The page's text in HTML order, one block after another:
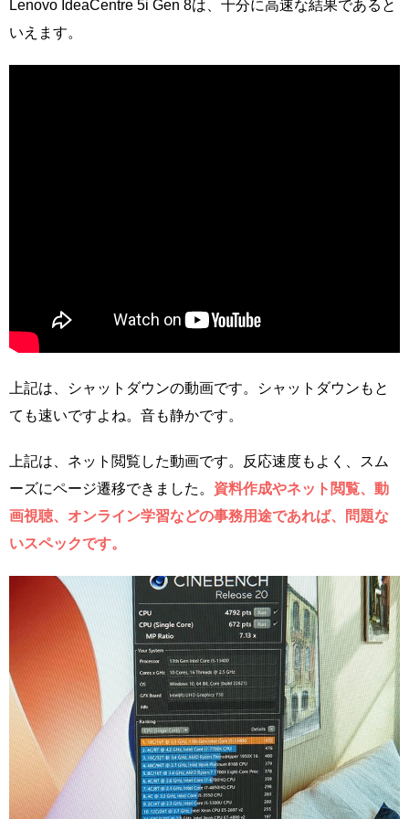
Lenovo IdeaCentre 5i Gen 8は、十分に高速な結果であると
いえます。
上記は、シャットダウンの動画です。シャットダウンもと
ても速いですよね。音も静かです。
上記は、ネット閲覧した動画です。反応速度もよく、スム
ーズにページ遷移できました。 資料作成やネット閲覧、動
画視聴、オンライン学習などの事務用途であれば、問題な
いスペックです。